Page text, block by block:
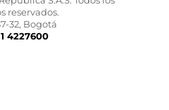
reservados.
32, Bogotá
4227600